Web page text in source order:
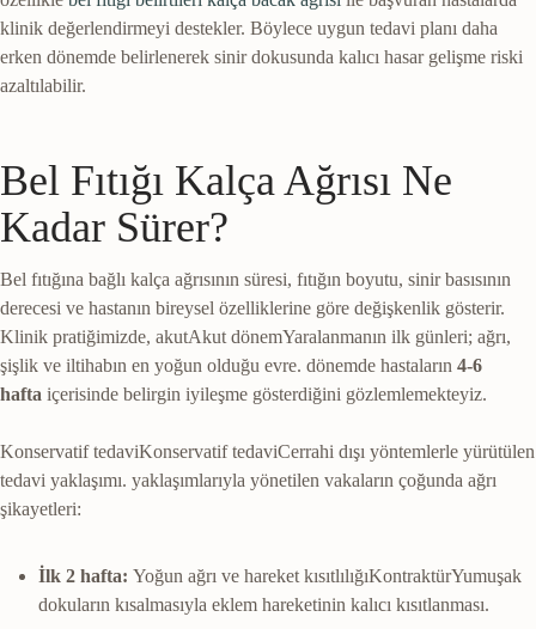
klinik değerlendirmeyi destekler. Böylece uygun tedavi planı daha
erken dönemde belirlenerek sinir dokusunda kalıcı hasar gelişme riski
azaltılabilir.
Bel Fıtığı Kalça Ağrısı Ne
Kadar Sürer?
Bel fıtığına bağlı kalça ağrısının süresi, fıtığın boyutu, sinir basısının
derecesi ve hastanın bireysel özelliklerine göre değişkenlik gösterir.
Klinik pratiğimizde, akutAkut dönemYaralanmanın ilk günleri; ağrı,
şişlik ve iltihabın en yoğun olduğu evre. dönemde hastaların 4-6
hafta içerisinde belirgin iyileşme gösterdiğini gözlemlemekteyiz.
Konservatif tedaviKonservatif tedaviCerrahi dışı yöntemlerle yürütülen
tedavi yaklaşımı. yaklaşımlarıyla yönetilen vakaların çoğunda ağrı
şikayetleri:
İlk 2 hafta: Yoğun ağrı ve hareket kısıtlılığıKontraktürYumuşak
dokuların kısalmasıyla eklem hareketinin kalıcı kısıtlanması.